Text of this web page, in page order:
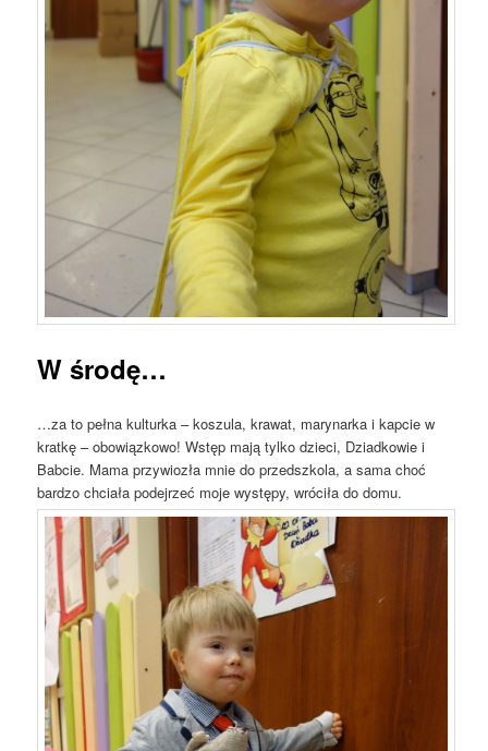
W środę…
…za to pełna kulturka – koszula, krawat, marynarka i kapcie w
kratkę – obowiązkowo! Wstęp mają tylko dzieci, Dziadkowie i
Babcie. Mama przywiozła mnie do przedszkola, a sama choć
bardzo chciała podejrzeć moje występy, wróciła do domu.